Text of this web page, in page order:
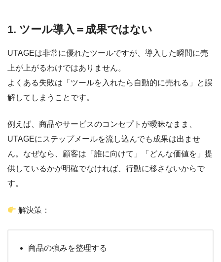
1. ツール導入＝成果ではない
UTAGEは非常に優れたツールですが、導入した瞬間に売
上が上がるわけではありません。
よくある失敗は「ツールを入れたら自動的に売れる」と誤
解してしまうことです。
例えば、商品やサービスのコンセプトが曖昧なまま、
UTAGEにステップメールを流し込んでも成果は出ませ
ん。なぜなら、顧客は「誰に向けて」「どんな価値を」提
供しているかが明確でなければ、行動に移さないからで
す。
解決策：
商品の強みを整理する